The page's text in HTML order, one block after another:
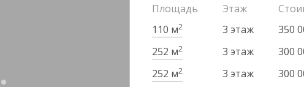
Площадь Этаж
110 м2 3 этаж 350
252 м2 3 этаж 300
252 м2 3 этаж 300